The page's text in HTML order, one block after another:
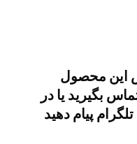
این محصول
بگیرید یا در
پیام دهید